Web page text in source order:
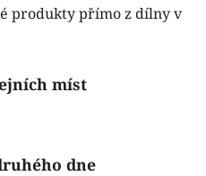
produkty přímo z dílny v
míst
dne